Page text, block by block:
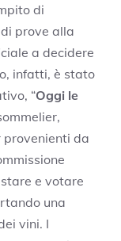
di
prove alla
a decidere
infatti, è stato
“Oggi le
da
e votare
una
vini. I